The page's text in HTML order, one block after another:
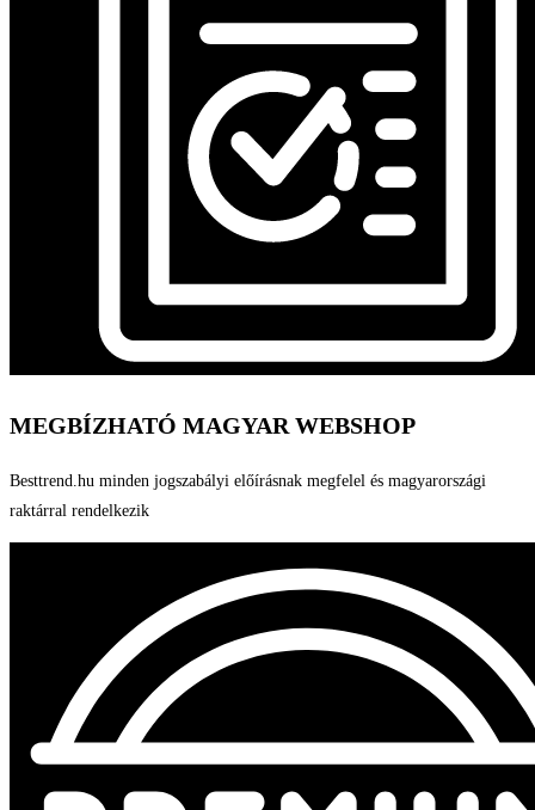
MEGBÍZHATÓ MAGYAR WEBSHOP
Besttrend.hu minden jogszabályi előírásnak megfelel és magyarországi
raktárral rendelkezik